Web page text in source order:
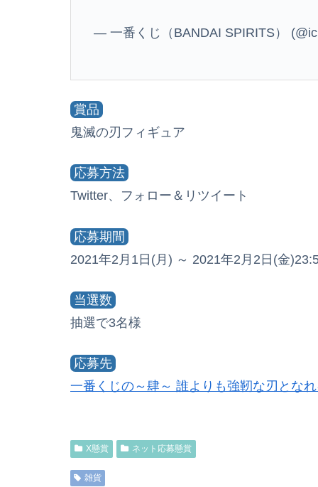
— 一番くじ（BANDAI SPIRITS）
賞品
鬼滅の刃フィギュア
応募方法
Twitter、フォロー＆リツイート
応募期間
2021年2月1日(月) ～ 2021年2月2日(金
当選数
抽選で3名様
応募先
一番くじの～肆～ 誰よりも強靭な刃とな
X懸賞 ネット応募懸賞
雑貨